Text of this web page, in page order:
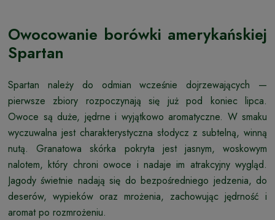
Owocowanie borówki amerykańskiej
Spartan
Spartan należy do odmian wcześnie dojrzewających —
pierwsze zbiory rozpoczynają się już pod koniec lipca.
Owoce są duże, jędrne i wyjątkowo aromatyczne. W smaku
wyczuwalna jest charakterystyczna słodycz z subtelną, winną
nutą. Granatowa skórka pokryta jest jasnym, woskowym
nalotem, który chroni owoce i nadaje im atrakcyjny wygląd.
Jagody świetnie nadają się do bezpośredniego jedzenia, do
deserów, wypieków oraz mrożenia, zachowując jędrność i
aromat po rozmrożeniu.